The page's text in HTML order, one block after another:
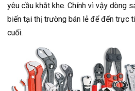
yêu cầu khắt khe. Chính vì vậy dòng
biến tại thị trường bán lẻ để đến trực
cuối.